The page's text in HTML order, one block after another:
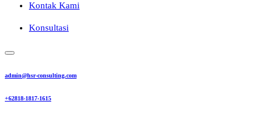
Kontak Kami
Konsultasi
admin@hsr-consulting.com
+62818-1817-1615